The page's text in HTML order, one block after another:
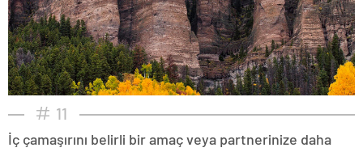
11
İç çamaşırını belirli bir amaç veya partnerinize daha